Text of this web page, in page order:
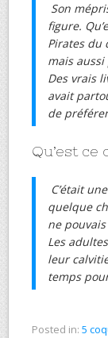
Son
figure.
Pirates du
mais
Des vrais
avait
de
Qu’est
C’était
quelque
ne
Les
leur
temps
Posted in: 5